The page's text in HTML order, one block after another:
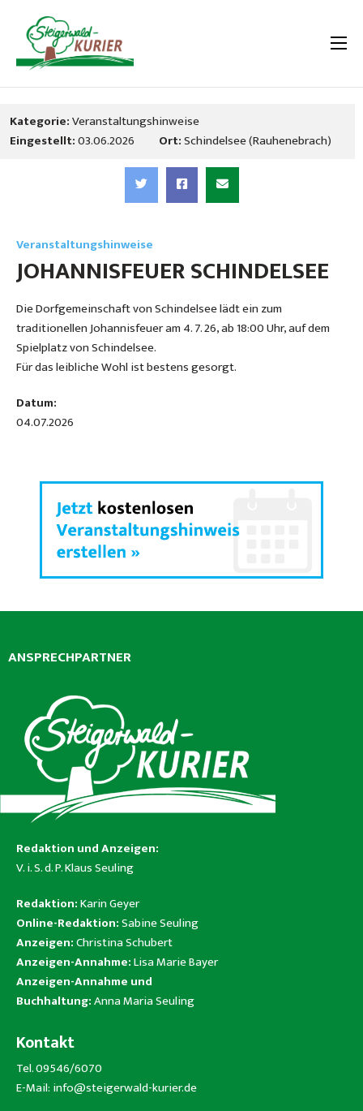
Kategorie:Veranstaltungshinweise
Eingestellt:03.06.2026 Ort:Schindelsee (Rauhenebrach)
Veranstaltungshinweise
JOHANNISFEUER SCHINDELSEE
Die Dorfgemeinschaft von Schindelsee lädt ein zum
traditionellen Johannisfeuer am 4. 7. 26, ab 18:00 Uhr, auf dem
Spielplatz von Schindelsee.
Für das leibliche Wohl ist bestens gesorgt.
Datum:
04.07.2026
ANSPRECHPARTNER
Redaktion und Anzeigen:
V. i. S. d. P. Klaus Seuling
Redaktion:Karin Geyer
Online-Redaktion:Sabine Seuling
Anzeigen:Christina Schubert
Anzeigen-Annahme:Lisa Marie Bayer
Anzeigen-Annahme und
Buchhaltung:Anna Maria Seuling
Kontakt
Tel. 09546/6070
E-Mail: info@steigerwald-kurier.de